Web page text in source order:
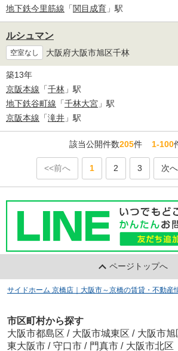
地下鉄今里筋線 「関目成育 」駅
ルシュマン
空室なし 大阪府大阪市旭区千林
築13年
京阪本線 「千林 」駅
地下鉄谷町線 「千林大宮 」駅
京阪本線 「滝井 」駅
該当公開件数205件1-100
<<前へ 1 2 3 次
ページトップへ
サイドホーム 京橋店｜大阪市～京橋の賃貸・不動産
市区町村から探す
大阪市都島区 / 大阪市城東区 / 大阪市旭
東大阪市 / 守口市 / 門真市 / 大阪市北区